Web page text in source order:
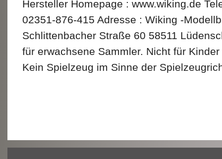
Hersteller Homepage : www.wiking.de
02351-876-415 Adresse : Wiking -
Schlittenbacher Straße 60 58511
für erwachsene Sammler. Nicht für
Kein Spielzeug im Sinne der